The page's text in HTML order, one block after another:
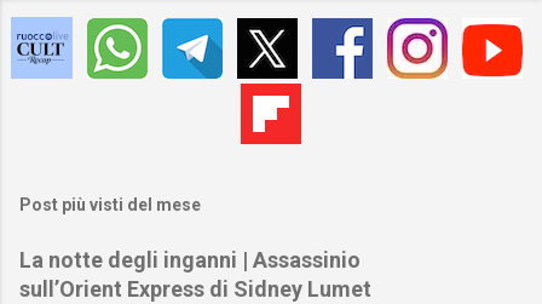
Post più visti del mese
La notte degli inganni | Assassinio
sull’Orient Express di Sidney Lumet